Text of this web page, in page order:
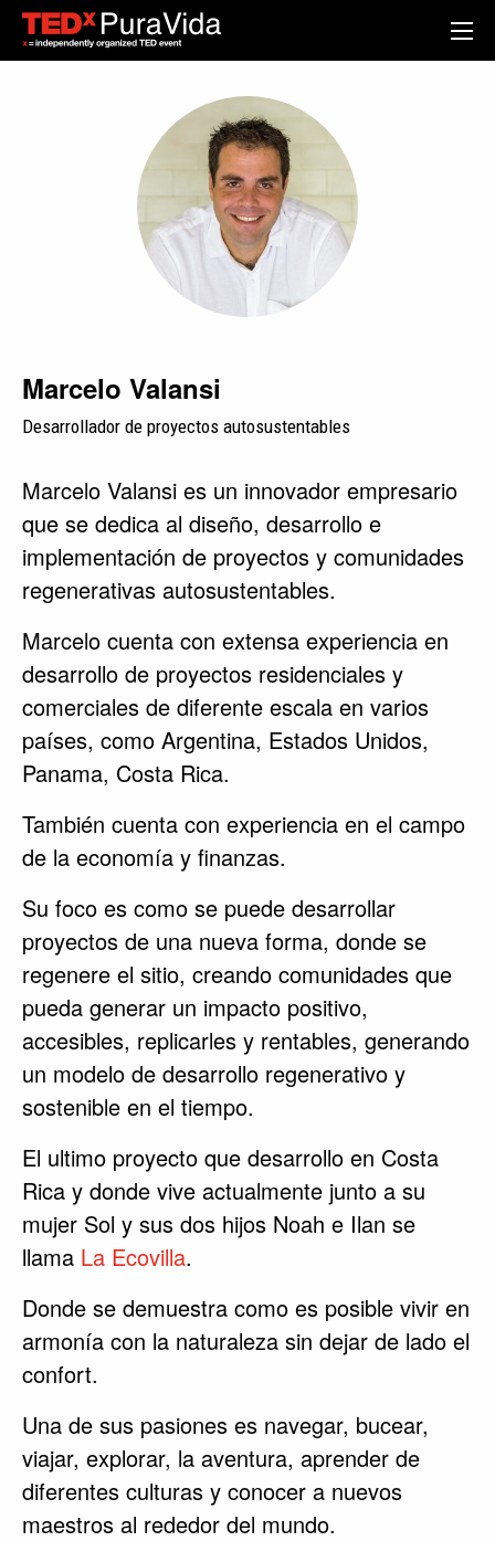
Marcelo Valansi
Desarrollador de proyectos autosustentables
Marcelo Valansi es un innovador empresario
que se dedica al diseño, desarrollo e
implementación de proyectos y comunidades
regenerativas autosustentables.
Marcelo cuenta con extensa experiencia en
desarrollo de proyectos residenciales y
comerciales de diferente escala en varios
países, como Argentina, Estados Unidos,
Panama, Costa Rica.
También cuenta con experiencia en el campo
de la economía y finanzas.
Su foco es como se puede desarrollar
proyectos de una nueva forma, donde se
regenere el sitio, creando comunidades que
pueda generar un impacto positivo,
accesibles, replicarles y rentables, generando
un modelo de desarrollo regenerativo y
sostenible en el tiempo.
El ultimo proyecto que desarrollo en Costa
Rica y donde vive actualmente junto a su
mujer Sol y sus dos hijos Noah e Ilan se
llama La Ecovilla.
Donde se demuestra como es posible vivir en
armonía con la naturaleza sin dejar de lado el
confort.
Una de sus pasiones es navegar, bucear,
viajar, explorar, la aventura, aprender de
diferentes culturas y conocer a nuevos
maestros al rededor del mundo.